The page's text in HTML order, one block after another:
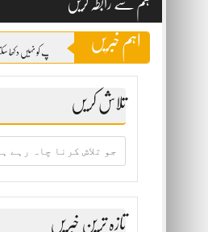
ہم سے رابطہ کریں
اہم خبریں
کے چہرے کی وہ حقیقت، جو آئینہ بھی آپ کو نہیں دکھا سکتا
تلاش کریں
چاہ
رہے
تازہ ترین خبریں